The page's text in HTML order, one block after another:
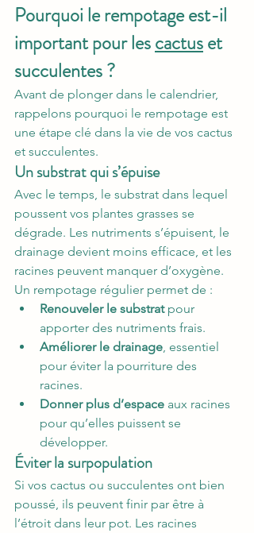
Pourquoi le rempotage est-il
important pour les cactus et
succulentes ?
Avant de plonger dans le calendrier,
rappelons pourquoi le rempotage est
une étape clé dans la vie de vos cactus
et succulentes.
Un substrat qui s’épuise
Avec le temps, le substrat dans lequel
poussent vos plantes grasses se
dégrade. Les nutriments s’épuisent, le
drainage devient moins efficace, et les
racines peuvent manquer d’oxygène.
Un rempotage régulier permet de :
Renouveler le substrat pour
apporter des nutriments frais.
Améliorer le drainage , essentiel
pour éviter la pourriture des
racines.
Donner plus d’espace aux racines
pour qu’elles puissent se
développer.
Éviter la surpopulation
Si vos cactus ou succulentes ont bien
poussé, ils peuvent finir par être à
l’étroit dans leur pot. Les racines